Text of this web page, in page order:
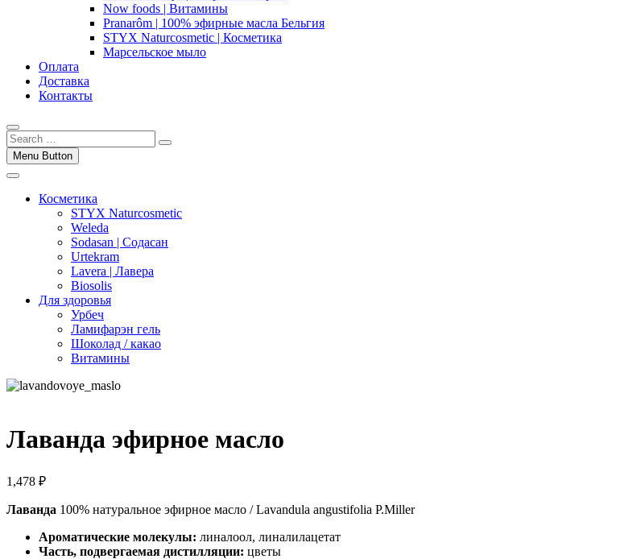
Now foods | Витамины
Pranarôm | 100% эфирные масла Бельгия
STYX Naturcosmetic | Косметика
Марсельское мыло
Оплата
Доставка
Контакты
Menu Button
Косметика
STYX Naturcosmetic
Weleda
Sodasan | Содасан
Urtekram
Lavera | Лавера
Biosolis
Для здоровья
Урбеч
Ламифарэн гель
Шоколад / какао
Витамины
Лаванда эфирное масло
1,478 ₽
Лаванда 100% натуральное эфирное масло / Lavandula angustifolia P.Miller
Ароматические молекулы: линалоол, линалилацетат
Часть, подвергаемая дистилляции: цветы